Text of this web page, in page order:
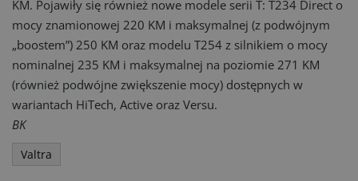
KM. Pojawiły się również nowe modele serii T: T234 Direct o
mocy znamionowej 220 KM i maksymalnej (z podwójnym
„boostem”) 250 KM oraz modelu T254 z silnikiem o mocy
nominalnej 235 KM i maksymalnej na poziomie 271 KM
(również podwójne zwiększenie mocy) dostępnych w
wariantach HiTech, Active oraz Versu.
BK
Valtra